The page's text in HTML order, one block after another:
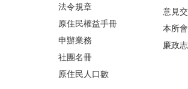
法令規章
原住民權益手冊
申辦業務
社團名冊
原住民人口數
意見
本所
廉政